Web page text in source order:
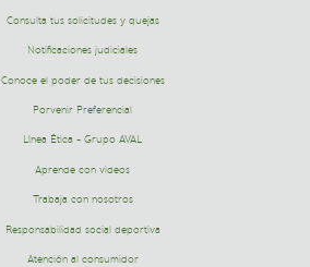
Consulta tus solicitudes y quejas
Notificaciones judiciales
Conoce el poder de tus decisiones
Porvenir Preferencial
Línea Ética - Grupo AVAL
Aprende con videos
Trabaja con nosotros
Responsabilidad social deportiva
Atención al consumidor